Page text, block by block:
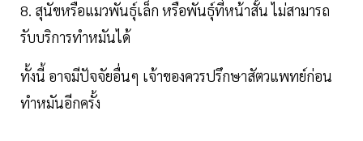
8. สุนัขหรือแมวพันธุ์เล็ก หรือพันธุ์ที่หน้าสั้น ไม่สามารถ
รับบริการทำหมันได้
ทั้งนี้ อาจมีปัจจัยอื่นๆ เจ้าของควรปรึกษาสัตวแพทย์ก่อน
ทำหมันอีกครั้ง